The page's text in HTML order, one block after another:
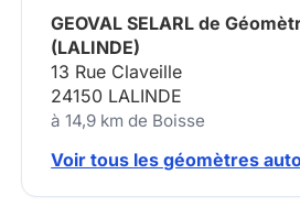
GEOVAL SELARL de
(LALINDE)
13 Rue Claveille
24150 LALINDE
à 14,9 km de Boisse
Voir tous les géomètres